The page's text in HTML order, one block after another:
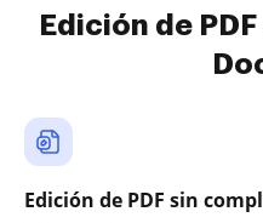
Edición de
Edición de PDF sin